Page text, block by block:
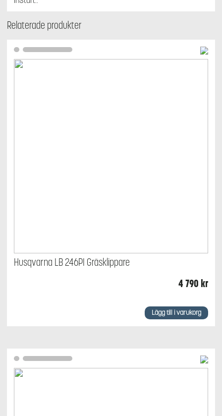
Relaterade produkter
Husqvarna LB 246PI Gräsklippare
4 790 kr
Lägg till i varukorg